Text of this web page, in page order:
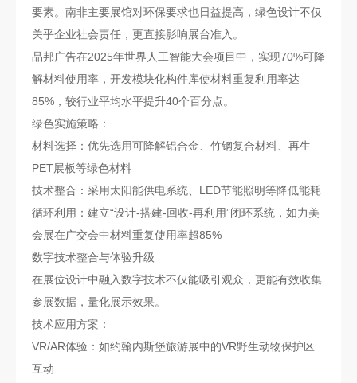
要素。南非主要展馆对环保要求也日益提高，绿色设计不仅
关乎企业社会责任，更直接影响展台准入。
品邦广告在2025年世界人工智能大会项目中，实现70%可降
解材料使用率，开发模块化构件库使材料重复利用率达
85%，较行业平均水平提升40个百分点。
绿色实施策略：
材料选择：优先选用可降解铝合金、竹钢复合材料、再生
PET展板等绿色材料
技术整合：采用太阳能供电系统、LED节能照明等降低能耗
循环利用：建立“设计-搭建-回收-再利用”闭环系统，如力美
会展在广交会中材料重复使用率超85%
数字技术整合与体验升级
在展位设计中融入数字技术不仅能吸引观众，更能有效收集
参展数据，量化展示效果。
技术应用方案：
VR/AR体验：如约翰内斯堡旅游展中的VR野生动物保护区
互动